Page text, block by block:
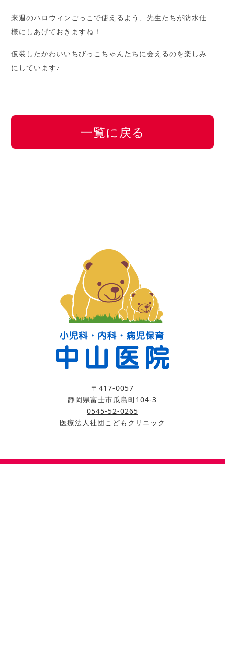
来週のハロウィンごっこで使えるよう、先生たちが防水仕
様にしあげておきますね！
仮装したかわいいちびっこちゃんたちに会えるのを楽しみ
にしています♪
一覧に戻る
〒417-0057
静岡県富士市瓜島町104-3
0545-52-0265
医療法人社団こどもクリニック